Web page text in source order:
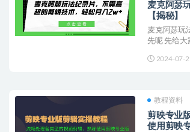
麦克阿瑟
【揭秘】
麦克阿瑟玩
先呢 先给大
2024-07-
教程资料
剪映专业
使用剪映